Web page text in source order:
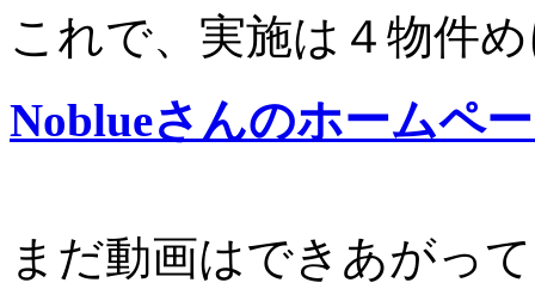
これで、実施は４物件
Noblueさんのホームペ
まだ動画はできあがっ